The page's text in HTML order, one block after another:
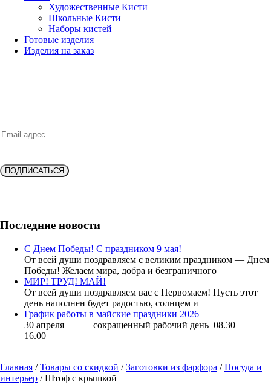
Художественные Кисти
Школьные Кисти
Наборы кистей
Готовые изделия
Изделия на заказ
ПОДПИСАТЬСЯ
Последние новости
С Днем Победы! С праздником 9 мая!
От всей души поздравляем с великим праздником — Днем
Победы! Желаем мира, добра и безграничного
МИР! ТРУД! МАЙ!
От всей души поздравляем вас с Первомаем! Пусть этот
день наполнен будет радостью, солнцем и
График работы в майские праздники 2026
30 апреля – сокращенный рабочий день 08.30 —
16.00
Главная /Товары со скидкой /Заготовки из фарфора /Посуда и
интерьер / Штоф с крышкой